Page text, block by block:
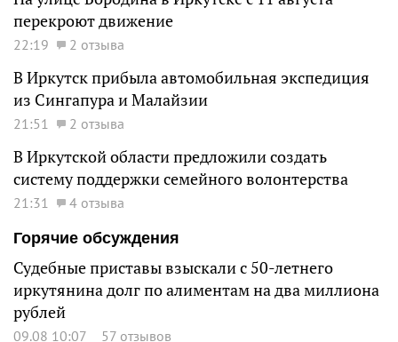
перекроют движение
22:19 2 отзыва
В Иркутск прибыла автомобильная экспедиция
из Сингапура и Малайзии
21:51 2 отзыва
В Иркутской области предложили создать
систему поддержки семейного волонтерства
21:31
4 отзыва
Горячие обсуждения
Судебные приставы взыскали с 50-летнего
иркутянина долг по алиментам на два миллиона
рублей
09.08 10:07 57 отзывов